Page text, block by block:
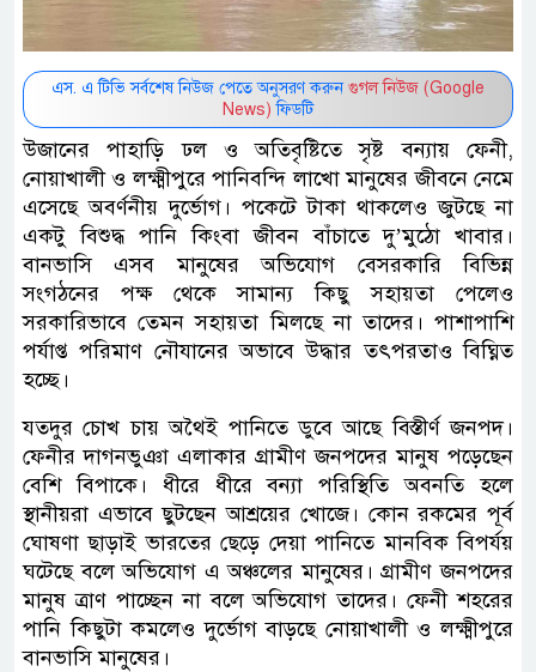
এস. এ টিভি সর্বশেষ নিউজ পেতে অনুসরণ করুন গুগল নিউজ (Google
News) ফিডটি
উজানের পাহাড়ি ঢল ও অতিবৃষ্টিতে সৃষ্ট বন্যায় ফেনী,
নোয়াখালী ও লক্ষ্মীপুরে পানিবন্দি লাখো মানুষের জীবনে নেমে
এসেছে অবর্ণনীয় দুর্ভোগ। পকেটে টাকা থাকলেও জুটছে না
একটু বিশুদ্ধ পানি কিংবা জীবন বাঁচাতে দু’মুঠো খাবার।
বানভাসি এসব মানুষের অভিযোগ বেসরকারি বিভিন্ন
সংগঠনের পক্ষ থেকে সামান্য কিছু সহায়তা পেলেও
সরকারিভাবে তেমন সহায়তা মিলছে না তাদের। পাশাপাশি
পর্যাপ্ত পরিমাণ নৌযানের অভাবে উদ্ধার তৎপরতাও বিঘ্নিত
হচ্ছে।
যতদুর চোখ চায় অথৈই পানিতে ডুবে আছে বিস্তীর্ণ জনপদ।
ফেনীর দাগনভুঞা এলাকার গ্রামীণ জনপদের মানুষ পড়েছেন
বেশি বিপাকে। ধীরে ধীরে বন্যা পরিস্থিতি অবনতি হলে
স্থানীয়রা এভাবে ছুটছেন আশ্রয়ের খোজে। কোন রকমের পূর্ব
ঘোষণা ছাড়াই ভারতের ছেড়ে দেয়া পানিতে মানবিক বিপর্যয়
ঘটেছে বলে অভিযোগ এ অঞ্চলের মানুষের। গ্রামীণ জনপদের
মানুষ ত্রাণ পাচ্ছেন না বলে অভিযোগ তাদের। ফেনী শহরের
পানি কিছুটা কমলেও দুর্ভোগ বাড়ছে নোয়াখালী ও লক্ষ্মীপুরে
বানভাসি মানুষের।